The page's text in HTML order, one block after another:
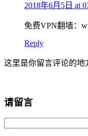
2018年6月5日 at
免费VPN翻墙：
Reply
这里是你留言评论的地
请留言